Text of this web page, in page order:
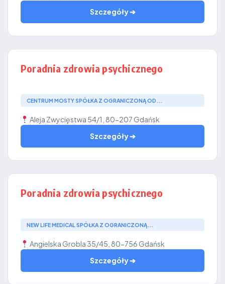
Szczegóły ➔
Poradnia zdrowia psychicznego
CENTRUM MOSTY SPÓŁKA Z OGRANICZONĄ OD...
Aleja Zwycięstwa 54/1, 80-207 Gdańsk
Szczegóły ➔
Poradnia zdrowia psychicznego
NEW LIFE MEDICAL SPÓŁKA Z OGRANICZONĄ...
Angielska Grobla 35/45, 80-756 Gdańsk
Szczegóły ➔